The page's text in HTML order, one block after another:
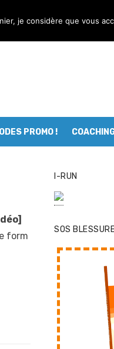
PROMO !
form
I-RUN
SOS
je considère que vous